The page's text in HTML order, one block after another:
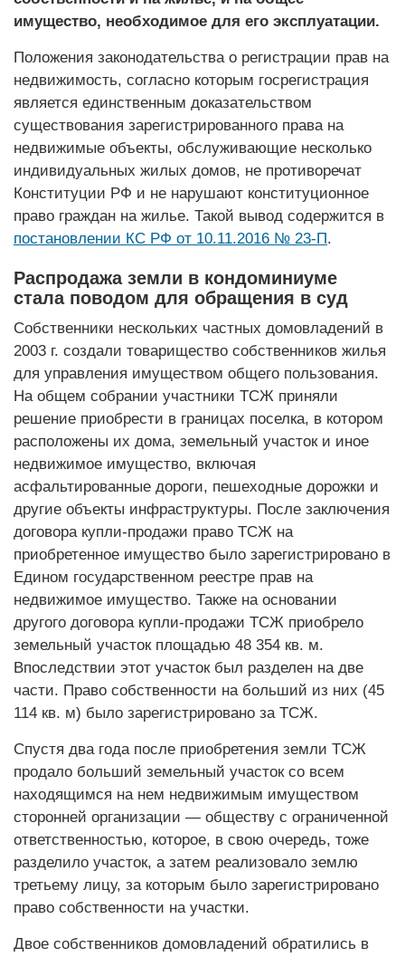
имущество, необходимое для его эксплуатации.
Положения законодательства о регистрации прав на
недвижимость, согласно которым госрегистрация
является единственным доказательством
существования зарегистрированного права на
недвижимые объекты, обслуживающие несколько
индивидуальных жилых домов, не противоречат
Конституции РФ и не нарушают конституционное
право граждан на жилье. Такой вывод содержится в
постановлении КС РФ от 10.11.2016 № 23‑П.
Распродажа земли в кондоминиуме
стала поводом для обращения в суд
Собственники нескольких частных домовладений в
2003 г. создали товарищество собственников жилья
для управления имуществом общего пользования.
На общем собрании участники ТСЖ приняли
решение приобрести в границах поселка, в котором
расположены их дома, земельный участок и иное
недвижимое имущество, включая
асфальтированные дороги, пешеходные дорожки и
другие объекты инфраструктуры. После заключения
договора купли-продажи право ТСЖ на
приобретенное имущество было зарегистрировано в
Едином государственном реестре прав на
недвижимое имущество. Также на основании
другого договора купли-продажи ТСЖ приобрело
земельный участок площадью 48 354 кв. м.
Впоследствии этот участок был разделен на две
части. Право собственности на больший из них (45
114 кв. м) было зарегистрировано за ТСЖ.
Спустя два года после приобретения земли ТСЖ
продало больший земельный участок со всем
находящимся на нем недвижимым имуществом
сторонней организации — обществу с ограниченной
ответственностью, которое, в свою очередь, тоже
разделило участок, а затем реализовало землю
третьему лицу, за которым было зарегистрировано
право собственности на участки.
Двое собственников домовладений обратились в